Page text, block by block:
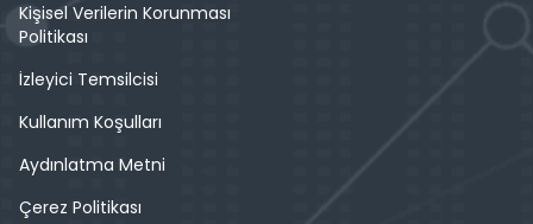
Kişisel Verilerin Korunması
Politikası
İzleyici Temsilcisi
Kullanım Koşulları
Aydınlatma Metni
Çerez Politikası